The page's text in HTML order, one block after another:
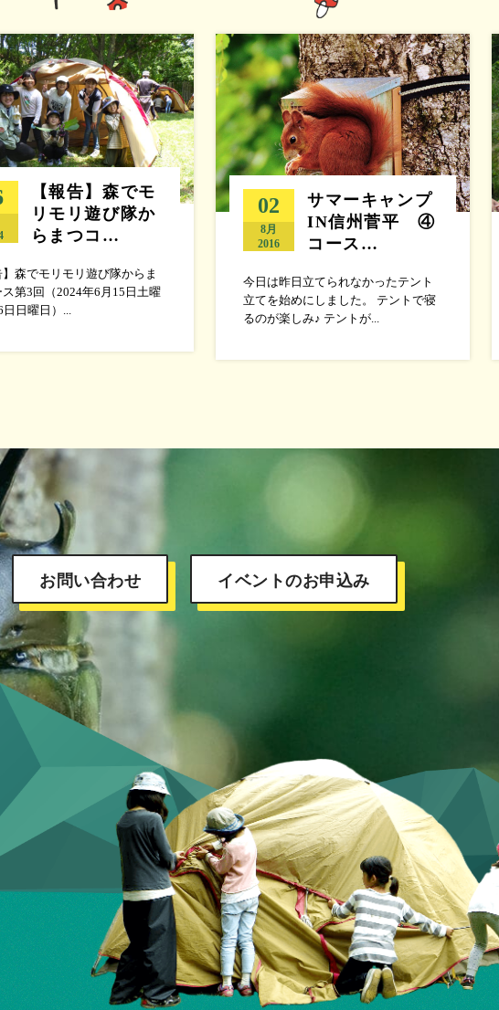
【報告】森でモ
リモリ遊び隊か
らまつコ…
森でモリモリ遊び隊からま
第3回（2024年6月15日土曜
日日曜日）...
02
8月
2016
サマーキャンプ
IN信州菅平 ④
コース…
今日は昨日立てられなかったテント
立てを始めにしました。 テントで寝
るのが楽しみ♪ テントが...
お問い合わせ イベントのお申込み